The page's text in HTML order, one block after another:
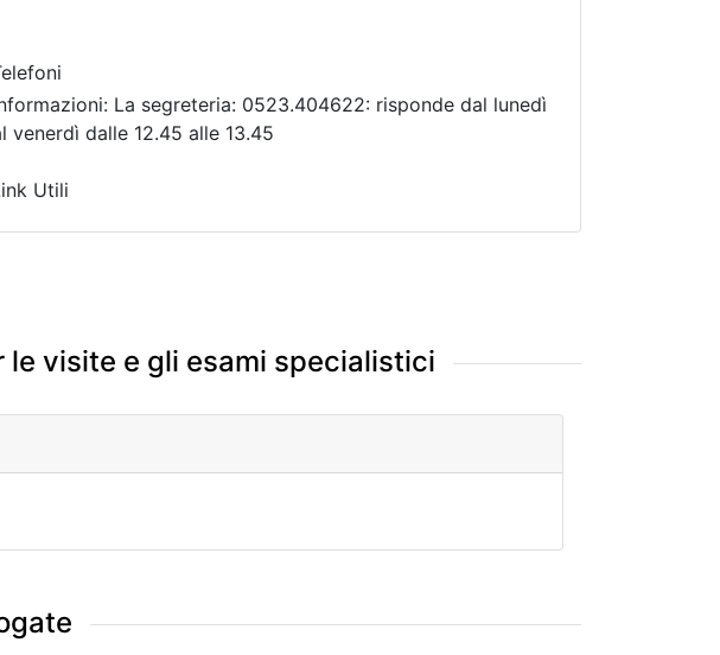
La segreteria: 0523.404622: risponde dal lunedì
venerdì dalle 12.45 alle 13.45
Utili
visite e gli esami specialistici